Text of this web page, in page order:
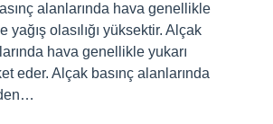
alanlarında hava genellikle
yağış olasılığı yüksektir. Alçak
hava genellikle yukarı
eder. Alçak basınç alanlarında